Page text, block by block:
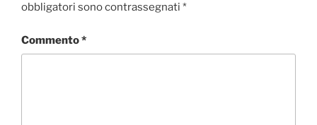
obbligatori sono contrassegnati *
Commento*